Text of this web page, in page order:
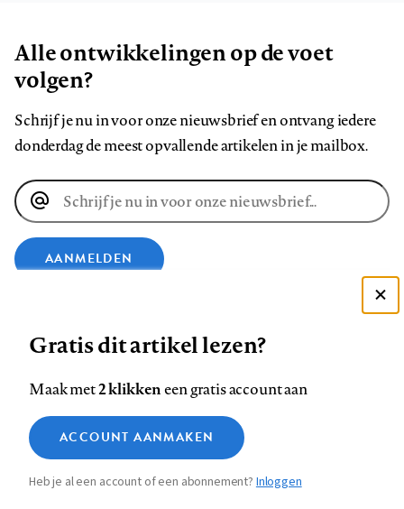
Alle ontwikkelingen op de voet
volgen?
Schrijf je nu in voor onze nieuwsbrief en ontvang iedere
donderdag de meest opvallende artikelen in je mailbox.
E-
mailadres
AANMELDEN
op
Facebook
op
LinkedIn
op
Bluesky
ons
op
InstagramYouTube
Footer
Contact Colofon Disclaimer Privacy
Medische vragen verdienen
betrouwbare antwoorden
Zie onze cookie policy
Analytische cookies
Marketing cookies
Gratis dit artikel lezen?
Maak met2 klikkeneen gratis account aan
ACCOUNT AANMAKEN
Heb je al een account of een abonnement?Inloggen